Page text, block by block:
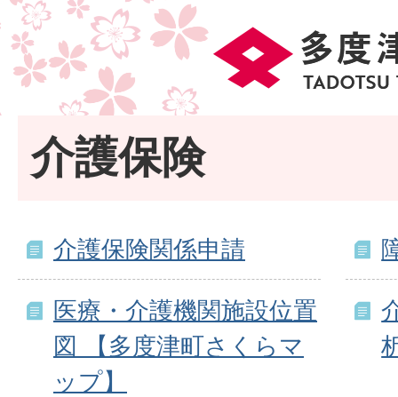
介護保険
介護保険関係申請
医療・介護機関施設位置
図 【多度津町さくらマ
ップ】